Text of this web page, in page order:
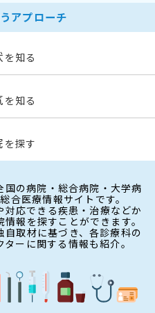
アプローチ
を知る
を知る
を探す
の病院・総合病院・大学病
合医療情報サイトです。
応できる疾患・治療などか
報を探すことができます。
取材に基づき、各診療科の
ーに関する情報も紹介。